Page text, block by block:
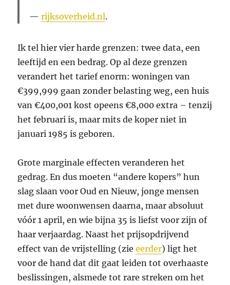
rijksoverheid.nl.
Ik tel hier vier harde grenzen: twee data, een
leeftijd en een bedrag. Op al deze grenzen
verandert het tarief enorm: woningen van
€399,999 gaan zonder belasting weg, een huis
van €400,001 kost opeens €8,000 extra – tenzij
het februari is, maar mits de koper niet in
januari 1985 is geboren.
Grote marginale effecten veranderen het
gedrag. En dus moeten “andere kopers” hun
slag slaan voor Oud en Nieuw, jonge mensen
met dure woonwensen daarna, maar absoluut
vóór 1 april, en wie bijna 35 is liefst voor zijn of
haar verjaardag. Naast het prijsopdrijvend
effect van de vrijstelling (zieeerder) ligt het
voor de hand dat dit gaat leiden tot overhaaste
beslissingen, alsmede tot rare streken om het